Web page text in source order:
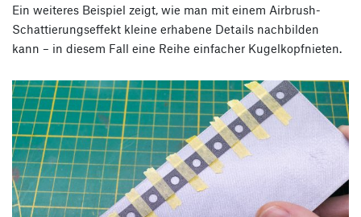
Ein weiteres Beispiel zeigt, wie man mit einem Airbrush-
Schattierungseffekt kleine erhabene Details nachbilden
kann – in diesem Fall eine Reihe einfacher Kugelkopfnieten.